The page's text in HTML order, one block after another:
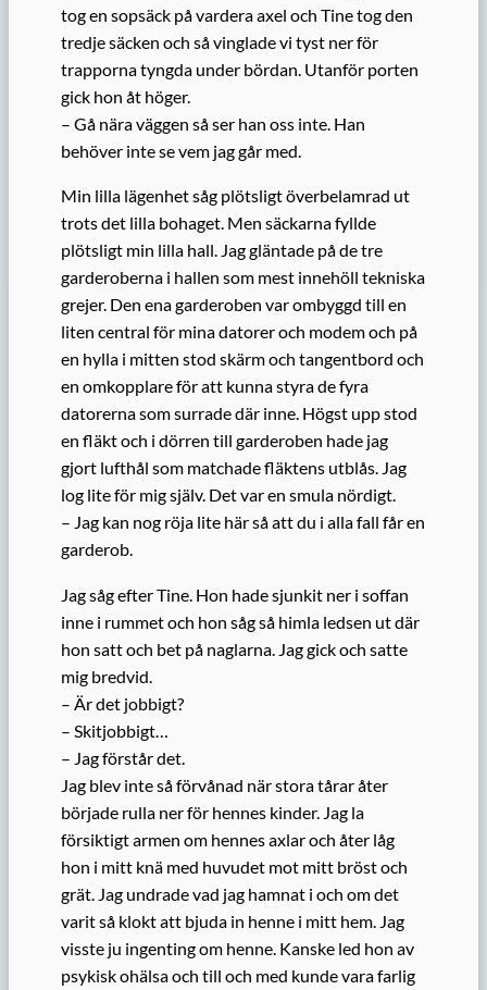
tog en sopsäck på vardera axel och Tine tog den
tredje säcken och så vinglade vi tyst ner för
trapporna tyngda under bördan. Utanför porten
gick hon åt höger.
– Gå nära väggen så ser han oss inte. Han
behöver inte se vem jag går med.
Min lilla lägenhet såg plötsligt överbelamrad ut
trots det lilla bohaget. Men säckarna fyllde
plötsligt min lilla hall. Jag gläntade på de tre
garderoberna i hallen som mest innehöll tekniska
grejer. Den ena garderoben var ombyggd till en
liten central för mina datorer och modem och på
en hylla i mitten stod skärm och tangentbord och
en omkopplare för att kunna styra de fyra
datorerna som surrade där inne. Högst upp stod
en fläkt och i dörren till garderoben hade jag
gjort lufthål som matchade fläktens utblås. Jag
log lite för mig själv. Det var en smula nördigt.
– Jag kan nog röja lite här så att du i alla fall får en
garderob.
Jag såg efter Tine. Hon hade sjunkit ner i soffan
inne i rummet och hon såg så himla ledsen ut där
hon satt och bet på naglarna. Jag gick och satte
mig bredvid.
– Är det jobbigt?
– Skitjobbigt…
– Jag förstår det.
Jag blev inte så förvånad när stora tårar åter
började rulla ner för hennes kinder. Jag la
försiktigt armen om hennes axlar och åter låg
hon i mitt knä med huvudet mot mitt bröst och
grät. Jag undrade vad jag hamnat i och om det
varit så klokt att bjuda in henne i mitt hem. Jag
visste ju ingenting om henne. Kanske led hon av
psykisk ohälsa och till och med kunde vara farlig